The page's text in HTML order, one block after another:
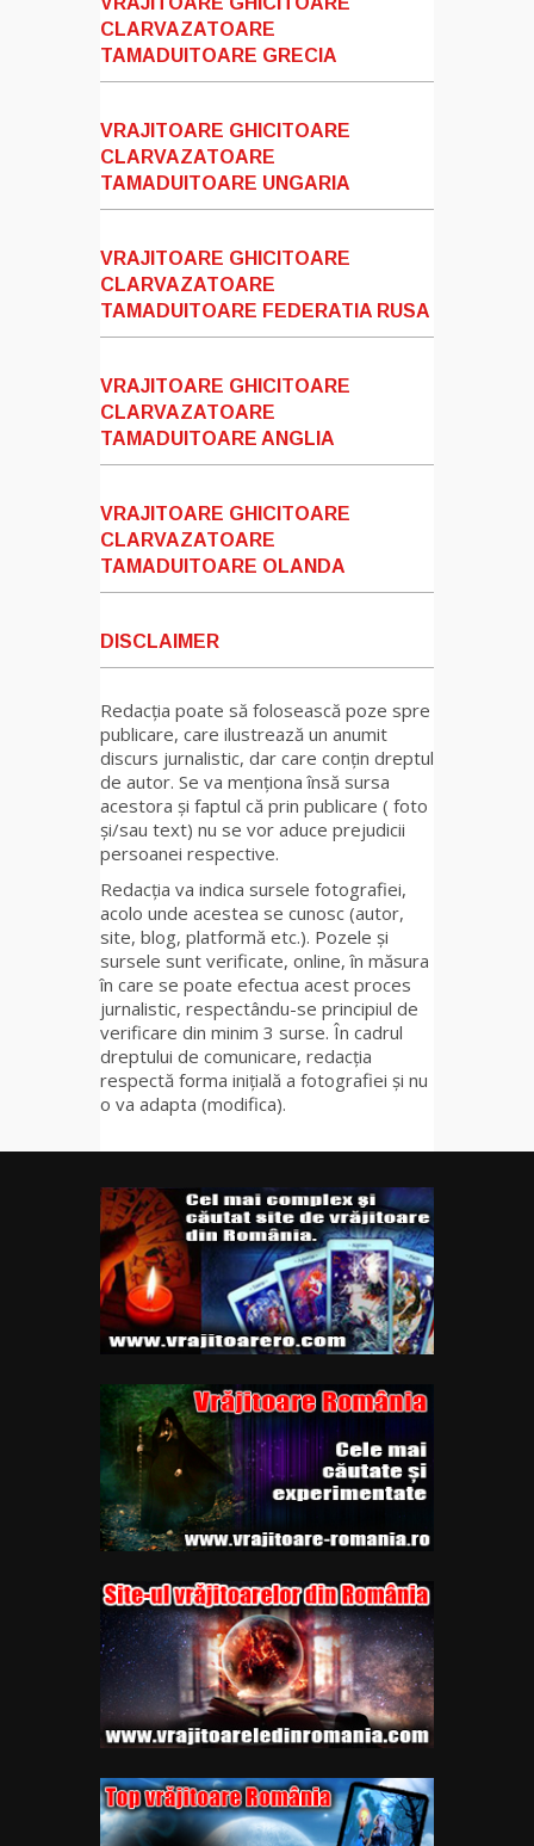
CLARVAZATOARE
TAMADUITOARE GRECIA
VRAJITOARE GHICITOARE
CLARVAZATOARE
TAMADUITOARE UNGARIA
VRAJITOARE GHICITOARE
CLARVAZATOARE
TAMADUITOARE FEDERATIA RUSA
VRAJITOARE GHICITOARE
CLARVAZATOARE
TAMADUITOARE ANGLIA
VRAJITOARE GHICITOARE
CLARVAZATOARE
TAMADUITOARE OLANDA
DISCLAIMER
Redacția poate să folosească poze spre
publicare, care ilustrează un anumit
discurs jurnalistic, dar care conțin dreptul
de autor. Se va menționa însă sursa
acestora și faptul că prin publicare ( foto
și/sau text) nu se vor aduce prejudicii
persoanei respective.
Redacția va indica sursele fotografiei,
acolo unde acestea se cunosc (autor,
site, blog, platformă etc.). Pozele și
sursele sunt verificate, online, în măsura
în care se poate efectua acest proces
jurnalistic, respectându-se principiul de
verificare din minim 3 surse. În cadrul
dreptului de comunicare, redacția
respectă forma inițială a fotografiei și nu
o va adapta (modifica).